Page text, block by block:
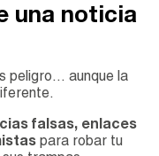
una noticia
peligro… aunque la
falsas, enlaces
para robar tu